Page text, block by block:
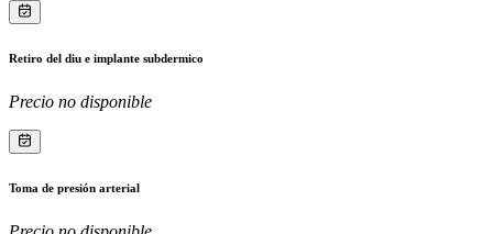
Retiro del diu e implante subdermico
Precio no disponible
Toma de presión arterial